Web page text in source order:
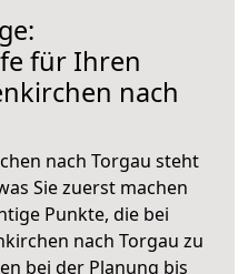
für Ihren
nach
nach Torgau steht
Sie zuerst machen
Punkte, die bei
nach Torgau zu
bei der Planung bis